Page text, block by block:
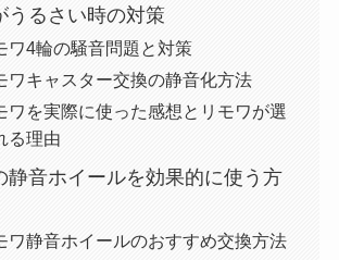
うるさい時の対策
ワ4輪の騒音問題と対策
ワキャスター交換の静音化方法
ワを実際に使った感想とリモワが選
る理由
静音ホイールを効果的に使う方
ワ静音ホイールのおすすめ交換方法